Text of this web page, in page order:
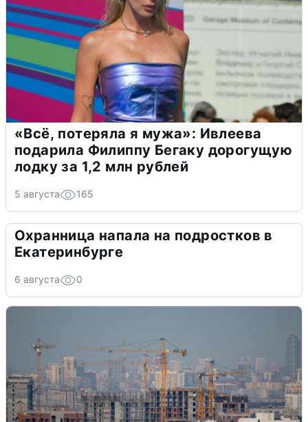
«Всё, потеряла я мужа»: Ивлеева
подарила Филиппу Бегаку дорогущую
лодку за 1,2 млн рублей
5 августа 165
Охранница напала на подростков в
Екатеринбурге
6 августа 0